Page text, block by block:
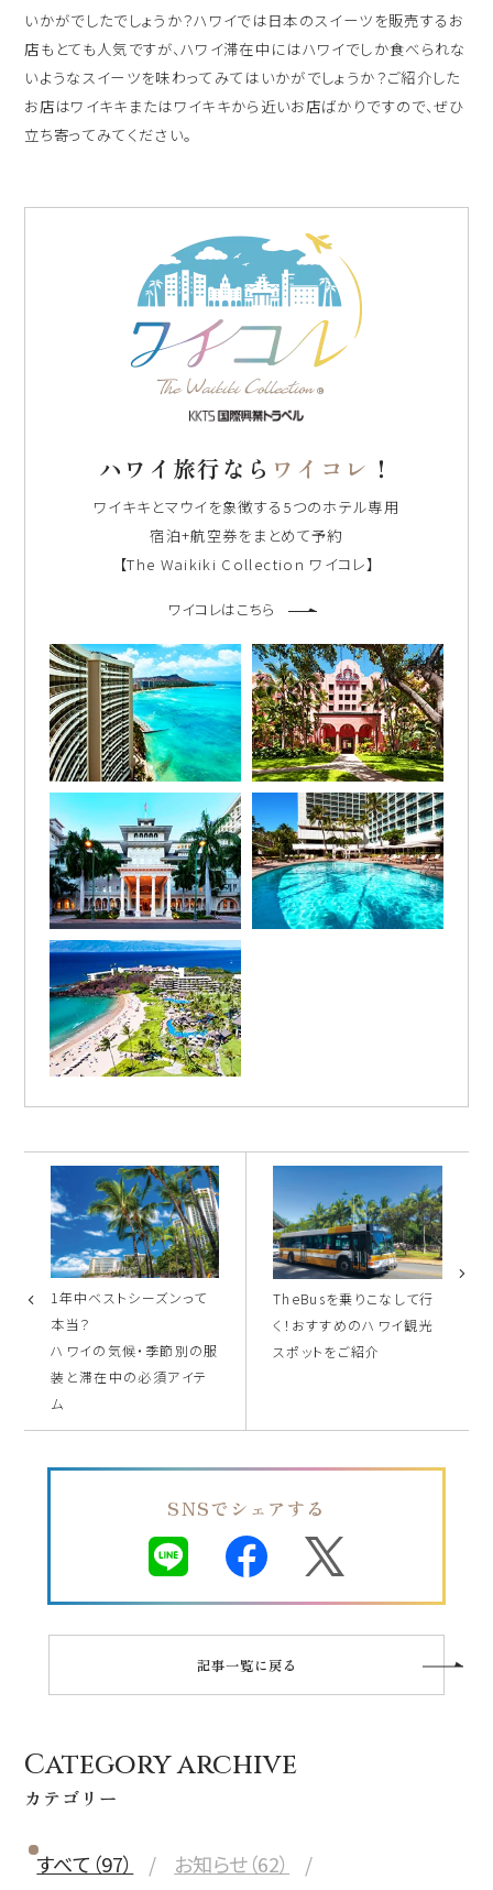
いかがでしたでしょうか？ハワイでは日本のスイーツを販売するお
店もとても人気ですが、ハワイ滞在中にはハワイでしか食べられな
いようなスイーツを味わってみてはいかがでしょうか？ご紹介した
お店はワイキキまたはワイキキから近いお店ばかりですので、ぜひ
立ち寄ってみてください。
ハワイ旅行なら ワイコレ ！
ワイキキとマウイを象徴する5つのホテル専用
宿泊+航空券をまとめて予約
【The Waikiki Collection ワイコレ】
ワイコレはこちら
1年中ベストシーズンって
本当？
ハワイの気候・季節別の服
装と滞在中の必須アイテ
ム
TheBusを乗りこなして行
く！おすすめのハワイ観光
スポットをご紹介
SNSでシェアする
記事一覧に戻る
Category archive
カテゴリー
すべて（97） お知らせ（62）